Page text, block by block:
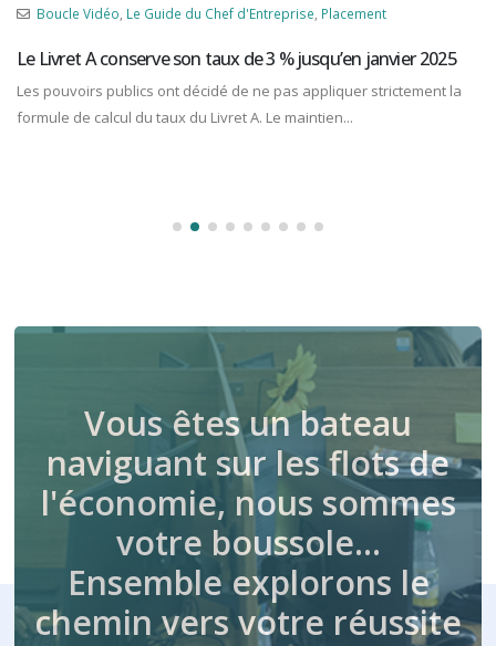
Boucle Vidéo,Immobilier,Le Guide du Chef d'Entreprise
Encadrement des loyers à Paris : les nouveaux loyers de
référence ont été dévoilés
Les nouveaux loyers de référence applicables dès le 1 juillet
Vous êtes un bateau
naviguant sur les flots de
l'économie, nous sommes
votre boussole…
Ensemble explorons le
chemin vers votre réussite